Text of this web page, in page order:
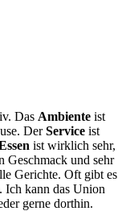
Das Ambiente ist
DerService ist
ist wirklich sehr,
Geschmack und sehr
Gerichte. Oft gibt es
Ich kann das Union
gerne dorthin.